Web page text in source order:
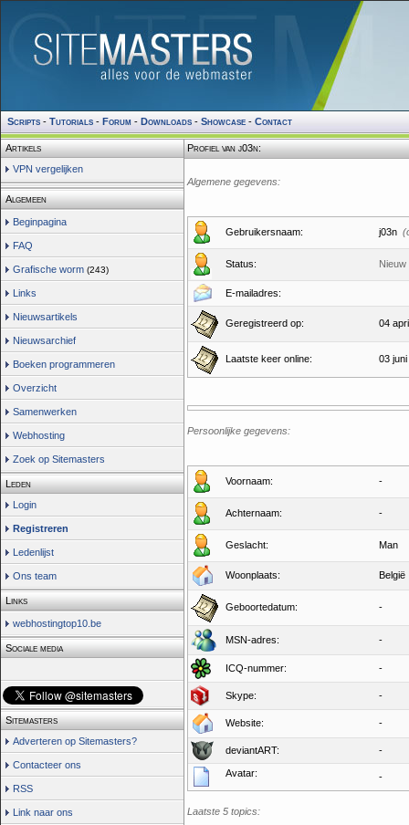
Scripts - Tutorials - Forum - Downloads - Showcase - Contact
Artikels
VPN vergelijken
Algemeen
Beginpagina
FAQ
Grafische worm (243)
Links
Nieuwsartikels
Nieuwsarchief
Boeken programmeren
Overzicht
Samenwerken
Webhosting
Zoek op Sitemasters
Leden
Login
Registreren
Ledenlijst
Ons team
Links
webhostingtop10.be
Sociale media
Sitemasters
Adverteren op Sitemasters?
Contacteer ons
RSS
Link naar ons
Profiel van j03n:
Algemene gegevens:
Gebruikersnaam: j03n
Status: Nieuw
E-mailadres:
Geregistreerd op: 04
Laatste keer online: 03
Persoonlijke gegevens:
Voornaam: -
Achternaam: -
Geslacht: Man
Woonplaats: België
Geboortedatum: -
MSN-adres: -
ICQ-nummer: -
Skype: -
Website: -
deviantART: -
Avatar: -
Laatste 5 topics: